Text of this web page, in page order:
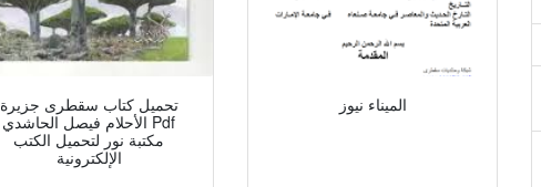
تحميل كتاب سقطرى جزيرة
الأحلام فيصل الحاشدي Pdf
مكتبة نور لتحميل الكتب
الإلكترونية
الميناء نيوز